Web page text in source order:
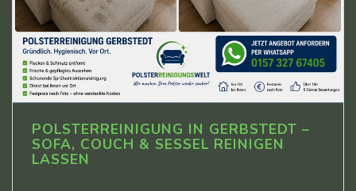
POLSTERREINIGUNG IN GERBSTEDT –
SOFA, COUCH & SESSEL REINIGEN
LASSEN